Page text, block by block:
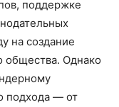
поддержке
на создание
общества. Однако
подхода — от